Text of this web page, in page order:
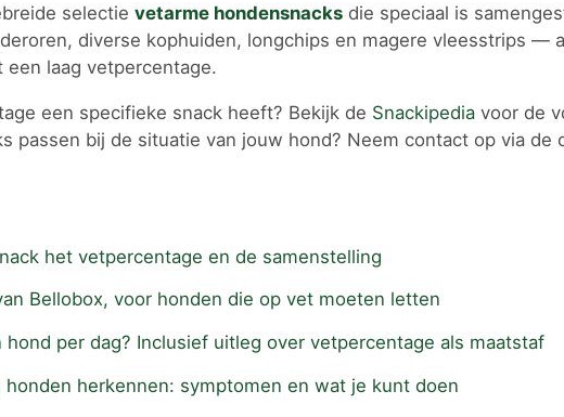
selectie vetarme hondensnacks die speciaal is
diverse kophuiden, longchips en magere vleesstrips —
laag vetpercentage.
een specifieke snack heeft? Bekijk de Snackipedia voor de
passen bij de situatie van jouw hond? Neem contact op via
het vetpercentage en de samenstelling
Bellobox, voor honden die op vet moeten letten
hond per dag? Inclusief uitleg over vetpercentage als maatstaf
herkennen: symptomen en wat je kunt doen